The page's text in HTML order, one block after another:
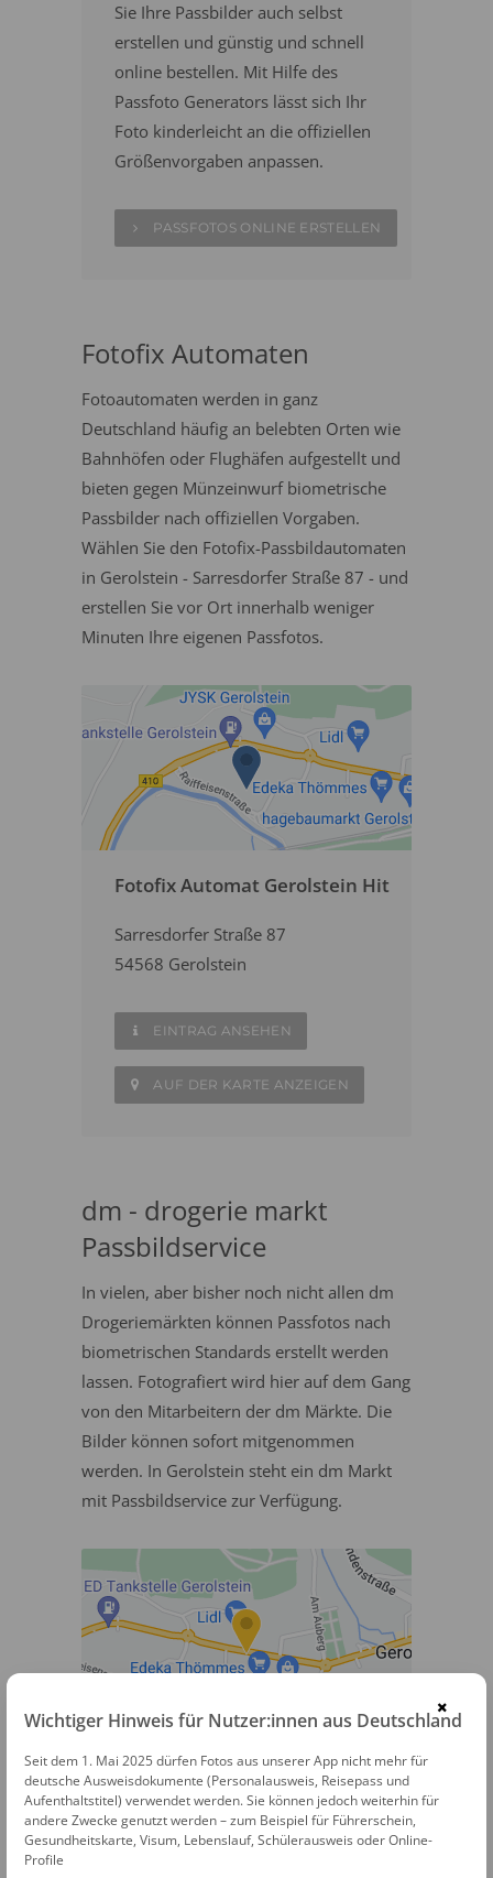
Sie Ihre Passbilder auch selbst
erstellen und günstig und schnell
online bestellen. Mit Hilfe des
Passfoto Generators lässt sich Ihr
Foto kinderleicht an die offiziellen
Größenvorgaben anpassen.
PASSFOTOS ONLINE ERSTELLEN
Fotofix Automaten
Fotoautomaten werden in ganz
Deutschland häufig an belebten Orten wie
Bahnhöfen oder Flughäfen aufgestellt und
bieten gegen Münzeinwurf biometrische
Passbilder nach offiziellen Vorgaben.
Wählen Sie den Fotofix-Passbildautomaten
in Gerolstein - Sarresdorfer Straße 87 - und
erstellen Sie vor Ort innerhalb weniger
Minuten Ihre eigenen Passfotos.
Fotofix Automat Gerolstein Hit
Sarresdorfer Straße 87
54568 Gerolstein
EINTRAG ANSEHEN
AUF DER KARTE ANZEIGEN
dm - drogerie markt
Passbildservice
In vielen, aber bisher noch nicht allen dm
Drogeriemärkten können Passfotos nach
biometrischen Standards erstellt werden
lassen. Fotografiert wird hier auf dem Gang
von den Mitarbeitern der dm Märkte. Die
Bilder können sofort mitgenommen
werden. In Gerolstein steht ein dm Markt
mit Passbildservice zur Verfügung.
Sarresdorfer Straße 55a
54568 Gerolstein
×
Wichtiger Hinweis für Nutzer:innen aus Deutschland
Seit dem 1. Mai 2025 dürfen Fotos aus unserer App nicht mehr für
deutsche Ausweisdokumente (Personalausweis, Reisepass und
Aufenthaltstitel) verwendet werden. Sie können jedoch weiterhin für
andere Zwecke genutzt werden – zum Beispiel für Führerschein,
Gesundheitskarte, Visum, Lebenslauf, Schülerausweis oder Online-
Profile